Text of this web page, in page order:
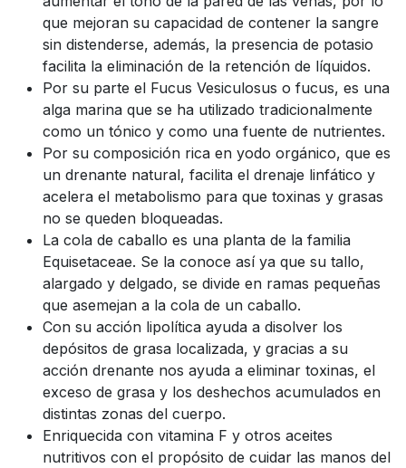
que mejoran su capacidad de contener la sangre
sin distenderse, además, la presencia de potasio
facilita la eliminación de la retención de líquidos.
Por su parte el Fucus Vesiculosus o fucus, es una
alga marina que se ha utilizado tradicionalmente
como un tónico y como una fuente de nutrientes.
Por su composición rica en yodo orgánico, que es
un drenante natural, facilita el drenaje linfático y
acelera el metabolismo para que toxinas y grasas
no se queden bloqueadas.
La cola de caballo es una planta de la familia
Equisetaceae. Se la conoce así ya que su tallo,
alargado y delgado, se divide en ramas pequeñas
que asemejan a la cola de un caballo.
Con su acción lipolítica ayuda a disolver los
depósitos de grasa localizada, y gracias a su
acción drenante nos ayuda a eliminar toxinas, el
exceso de grasa y los deshechos acumulados en
distintas zonas del cuerpo.
Enriquecida con vitamina F y otros aceites
nutritivos con el propósito de cuidar las manos del